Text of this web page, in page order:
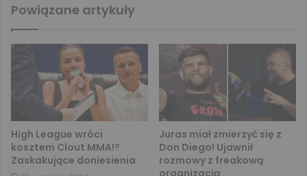
Powiązane artykuły
High League wróci
kosztem Clout MMA!?
Zaskakujące doniesienia
Juras miał zmierzyć się z
Don Diego! Ujawnił
rozmowy z freakową
organizacją